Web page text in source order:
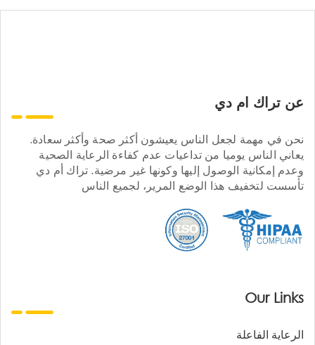
عن تراك ام دي
نحن في مهمة لجعل الناس يعيشون أكثر صحة وأكثر سعادة.
يعاني الناس يوميا من تداعيات عدم كفاءة الرعاية الصحية
وعدم إمكانية الوصول إليها وكونها غير مرضية. تراك أم دي
تأسست لتخفيف هذا الوضع المرير، لجميع الناس
Our Links
الرعاية الفاعلة